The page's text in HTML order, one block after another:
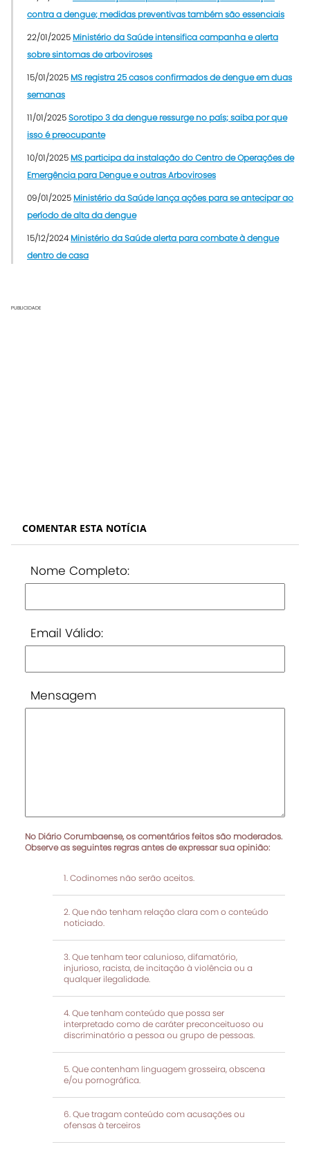
contra a dengue; medidas preventivas também são essenciais
22/01/2025 Ministério da Saúde intensifica campanha e alerta
sobre sintomas de arboviroses
15/01/2025 MS registra 25 casos confirmados de dengue em duas
semanas
11/01/2025Sorotipo 3 da dengue ressurge no país; saiba por que
isso é preocupante
10/01/2025 MS participa da instalação do Centro de Operações de
Emergência para Dengue e outras Arboviroses
09/01/2025 Ministério da Saúde lança ações para se antecipar ao
período de alta da dengue
15/12/2024 Ministério da Saúde alerta para combate à dengue
dentro de casa
PUBLICIDADE
COMENTAR ESTA NOTÍCIA
Nome Completo:
Email Válido:
Mensagem
No Diário Corumbaense, os comentários feitos são moderados.
Observe as seguintes regras antes de expressar sua opinião:
Codinomes não serão aceitos.
Que não tenham relação clara com o conteúdo
noticiado.
Que tenham teor calunioso, difamatório,
injurioso, racista, de incitação à violência ou a
qualquer ilegalidade.
Que tenham conteúdo que possa ser
interpretado como de caráter preconceituoso ou
discriminatório a pessoa ou grupo de pessoas.
Que contenham linguagem grosseira, obscena
e/ou pornográfica.
Que tragam conteúdo com acusações ou
ofensas à terceiros